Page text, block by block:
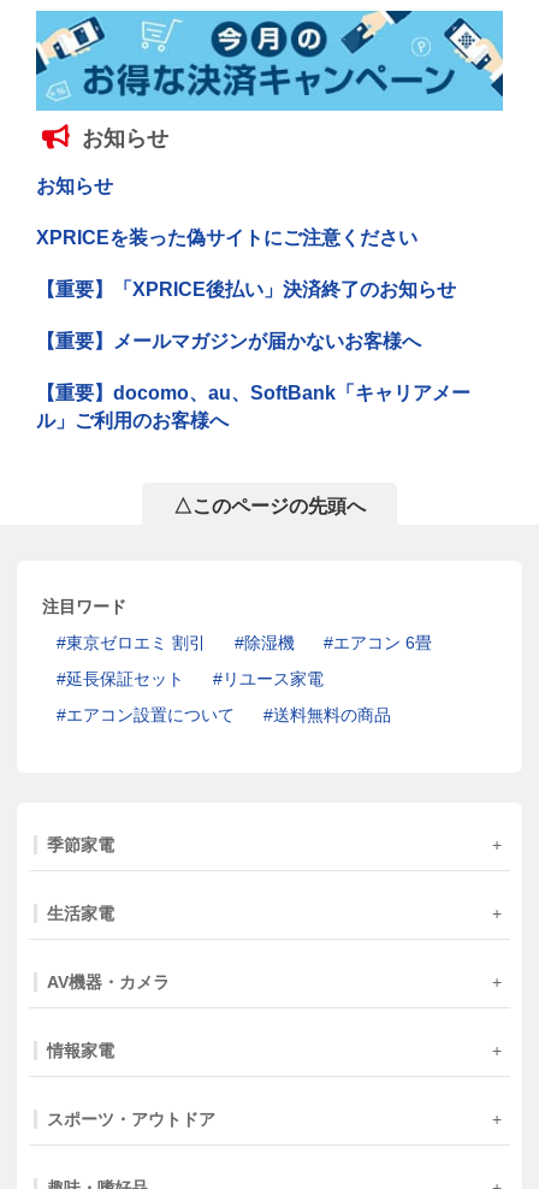
お知らせ
お知らせ
XPRICEを装った偽サイトにご注意ください
【重要】「XPRICE後払い」決済終了のお知らせ
【重要】メールマガジンが届かないお客様へ
【重要】docomo、au、SoftBank「キャリアメー
ル」ご利用のお客様へ
△このページの先頭へ
注目ワード
東京ゼロエミ 割引
除湿機
エアコン 6畳
延長保証セット
リユース家電
エアコン設置について
送料無料の商品
季節家電
生活家電
AV機器・カメラ
情報家電
スポーツ・アウトドア